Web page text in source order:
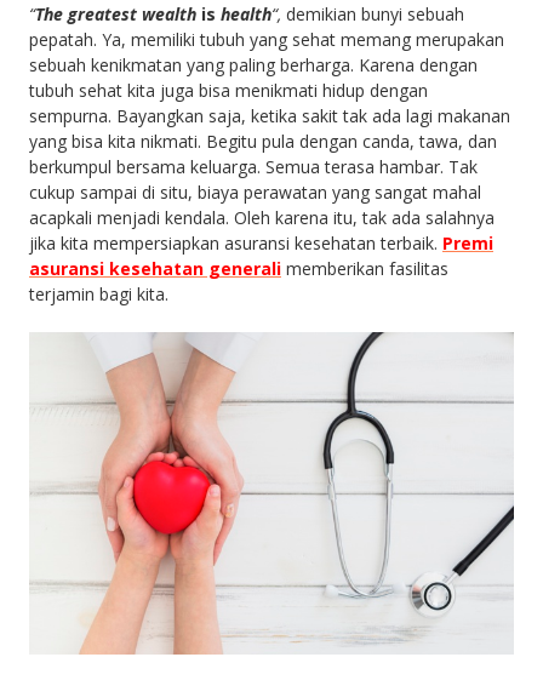
“The greatest wealth is health“, demikian bunyi sebuah
pepatah. Ya, memiliki tubuh yang sehat memang merupakan
sebuah kenikmatan yang paling berharga. Karena dengan
tubuh sehat kita juga bisa menikmati hidup dengan
sempurna. Bayangkan saja, ketika sakit tak ada lagi makanan
yang bisa kita nikmati. Begitu pula dengan canda, tawa, dan
berkumpul bersama keluarga. Semua terasa hambar. Tak
cukup sampai di situ, biaya perawatan yang sangat mahal
acapkali menjadi kendala. Oleh karena itu, tak ada salahnya
jika kita mempersiapkan asuransi kesehatan terbaik. Premi
asuransi kesehatan generali memberikan fasilitas
terjamin bagi kita.